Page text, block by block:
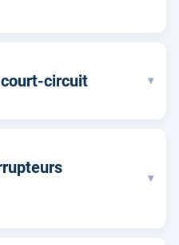
circuit ▾
▾